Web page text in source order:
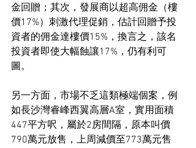
金回贈；其次，發展商以超高佣金（樓
價17%）刺激代理促銷，估計回贈予投
資者的佣金達樓價15%，換言之，該名
投資者即使大幅蝕讓17%，仍有利可
圖。
另一方面，市場不乏這類極端個案，例
如長沙灣睿峰西翼高層A室，實用面積
447平方呎，屬於2房間隔，原本叫價
790萬元放售，上周減價至773萬元售